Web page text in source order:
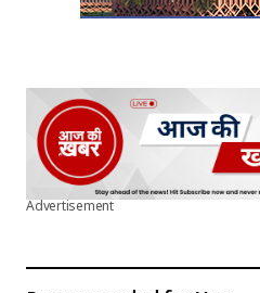
Advertisement